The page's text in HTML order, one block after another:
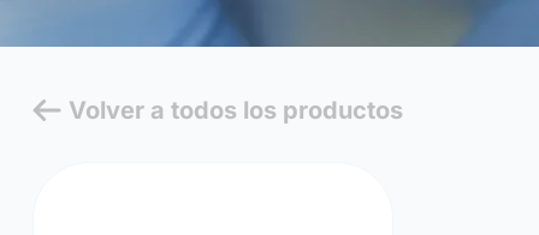
Volver a todos los productos